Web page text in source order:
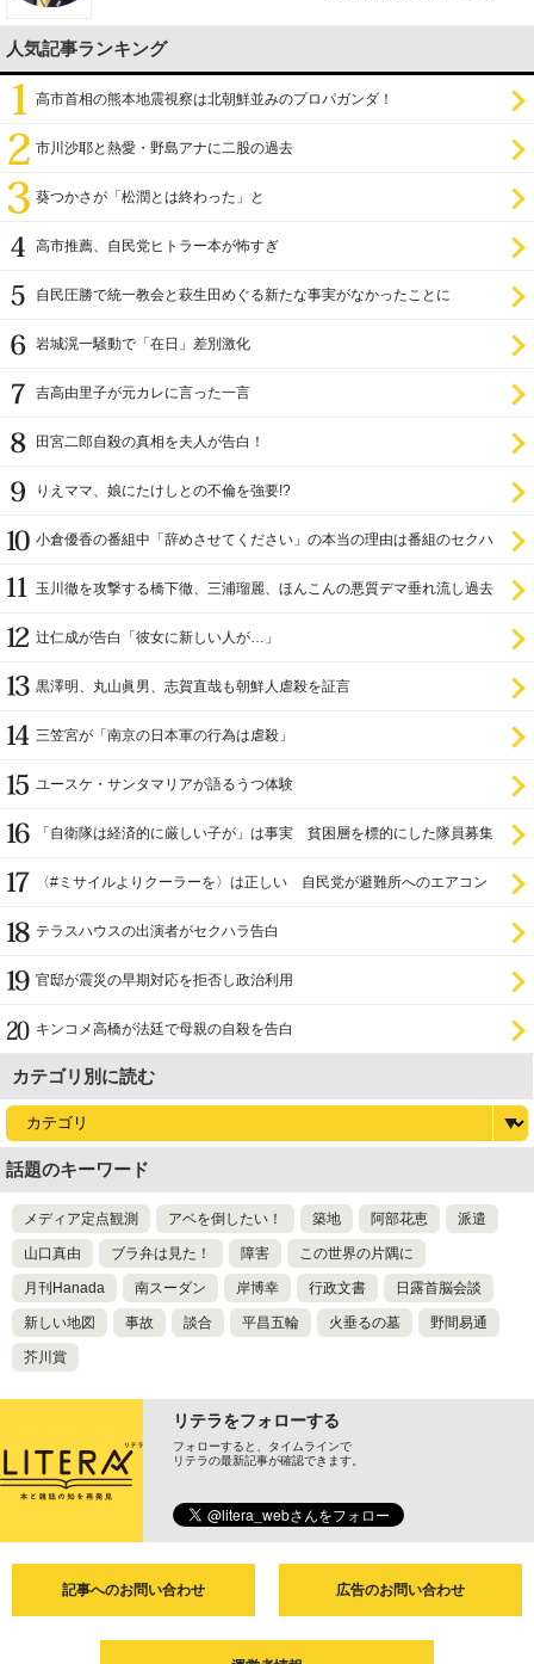
人気記事ランキング
高市首相の熊本地震視察は北朝鮮並みのプロパガンダ！
市川沙耶と熱愛・野島アナに二股の過去
葵つかさが「松潤とは終わった」と
高市推薦、自民党ヒトラー本が怖すぎ
自民圧勝で統一教会と萩生田めぐる新たな事実がなかったことに
岩城滉一騒動で「在日」差別激化
吉高由里子が元カレに言った一言
田宮二郎自殺の真相を夫人が告白！
りえママ、娘にたけしとの不倫を強要!?
小倉優香の番組中「辞めさせてください」の本当の理由は番組のセクハ
玉川徹を攻撃する橋下徹、三浦瑠麗、ほんこんの悪質デマ垂れ流し過去
辻仁成が告白「彼女に新しい人が…」
黒澤明、丸山眞男、志賀直哉も朝鮮人虐殺を証言
三笠宮が「南京の日本軍の行為は虐殺」
ユースケ・サンタマリアが語るうつ体験
「自衛隊は経済的に厳しい子が」は事実 貧困層を標的にした隊員募集
〈#ミサイルよりクーラーを〉は正しい 自民党が避難所へのエアコン
テラスハウスの出演者がセクハラ告白
官邸が震災の早期対応を拒否し政治利用
キンコメ高橋が法廷で母親の自殺を告白
カテゴリ別に読む
話題のキーワード
メディア定点観測 アベを倒したい！ 築地 阿部花恵 派遣
山口真由 ブラ弁は見た！ 障害 この世界の片隅に
月刊Hanada 南スーダン 岸博幸 行政文書 日露首脳会談
新しい地図 事故 談合 平昌五輪 火垂るの墓 野間易通
芥川賞
リテラをフォローする
フォローすると、タイムラインで
リテラの最新記事が確認できます。
記事へのお問い合わせ 広告のお問い合わせ